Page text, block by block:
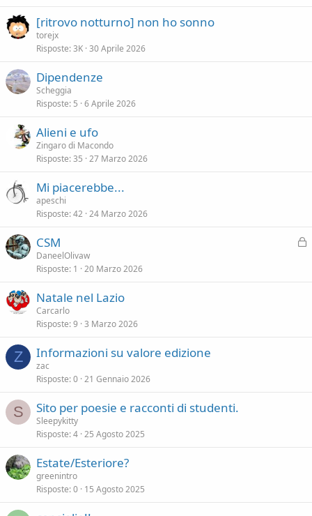
[ritrovo notturno] non ho sonno
torejx
Risposte 3K 30 Aprile 2026
Dipendenze
Scheggia
Risposte 5 6 Aprile 2026
Alieni e ufo
Zingaro di Macondo
Risposte 35 27 Marzo 2026
Mi piacerebbe...
apeschi
Risposte 42 24 Marzo 2026
B
CSM
DaneelOlivaw
Risposte 1 20 Marzo 2026
Natale nel Lazio
Carcarlo
Risposte 9 3 Marzo 2026
Z Informazioni su valore edizione
zac
Risposte 0 21 Gennaio 2026
S Sito per poesie e racconti di studenti.
Sleepykitty
Risposte 4 25 Agosto 2025
Estate/Esteriore?
greenintro
Risposte 0 15 Agosto 2025